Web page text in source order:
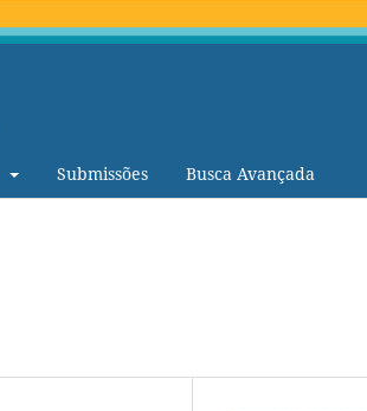
Submissões Busca Avançada